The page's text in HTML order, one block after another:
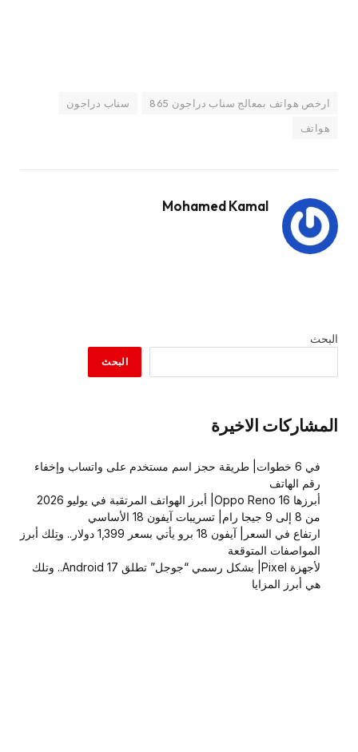
ارخص هواتف بمعالج سناب دراجون 865
سناب دراجون
هواتف
Mohamed Kamal
البحث
البحث
المشاركات الاخيرة
في 6 خطوات| طريقة حجز اسم مستخدم على واتساب وإخفاء
رقم الهاتف
أبرزها Oppo Reno 16| أبرز الهواتف المرتقبة في يوليو 2026
من 8 إلى 9 جيجا رام| تسريبات آيفون 18 الأساسي
ارتفاع في السعر| آيفون 18 برو يأتي بسعر 1,399 دولار.. وتِلك أبرز
المواصفات المتوقعة
لأجهزة Pixel| بشكل رسمي “جوجل” تطلق Android 17.. وتلك
هي أبرز المزايا